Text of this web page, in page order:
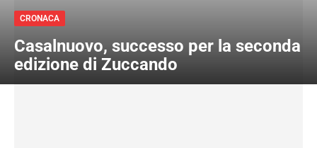
CRONACA
Casalnuovo, successo per la seconda
edizione di Zuccando